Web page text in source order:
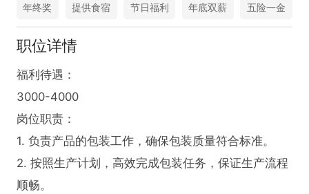
年终奖 提供食宿 节日福利 年底双薪 五险一金
职位详情
福利待遇：
3000-4000
岗位职责：
1. 负责产品的包装工作，确保包装质量符合标准。
2. 按照生产计划，高效完成包装任务，保证生产流程
顺畅。